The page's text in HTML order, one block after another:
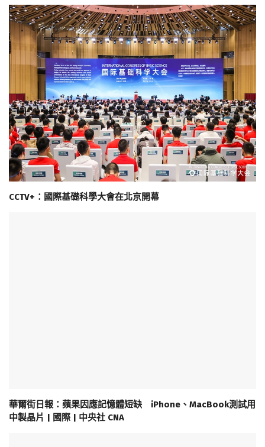
CCTV+：國際基礎科學大會在北京開幕
華爾街日報：蘋果因應記憶體短缺 iPhone、MacBook測試用
中製晶片 | 國際 | 中央社 CNA